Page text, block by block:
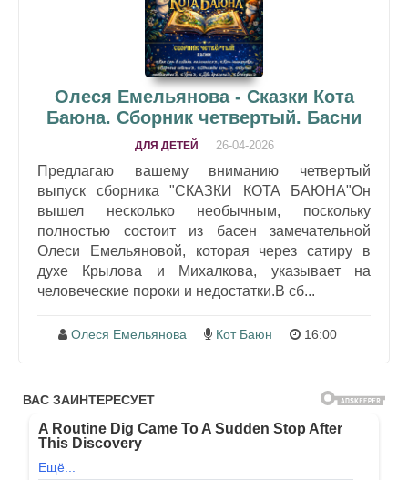
Олеся Емельянова - Сказки Кота
Баюна. Сборник четвертый. Басни
ДЛЯ ДЕТЕЙ 26-04-2026
Предлагаю вашему вниманию четвертый
выпуск сборника "СКАЗКИ КОТА БАЮНА"Он
вышел несколько необычным, поскольку
полностью состоит из басен замечательной
Олеси Емельяновой, которая через сатиру в
духе Крылова и Михалкова, указывает на
человеческие пороки и недостатки.В сб...
Олеся Емельянова Кот Баюн 16:00